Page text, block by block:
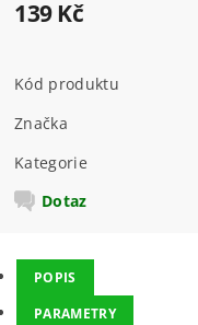
139 Kč
Kód produktu
Značka
Kategorie
Dotaz
POPIS
PARAMETRY